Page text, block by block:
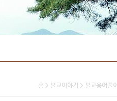
홈 > 불교이야기 > 불교용어풀이